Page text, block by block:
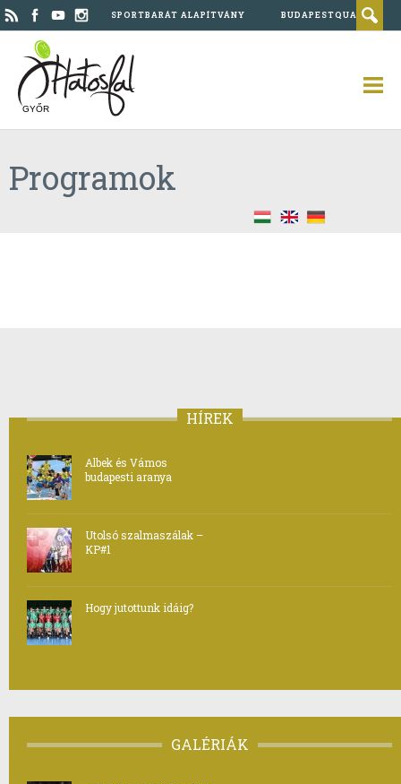
SPORTBARÁT ALAPÍTVÁNY BUDAPESTQUAD
GYŐR
Programok
HÍREK
Albek és Vámos
budapesti aranya
Utolsó szalmaszálak –
KP#1
Hogy jutottunk idáig?
GALÉRIÁK